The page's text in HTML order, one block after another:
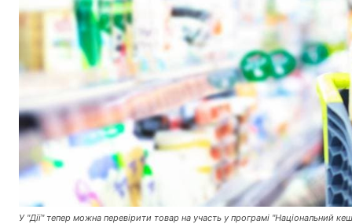
У "Дії" тепер можна перевірити товар на участь у програмі "Національний